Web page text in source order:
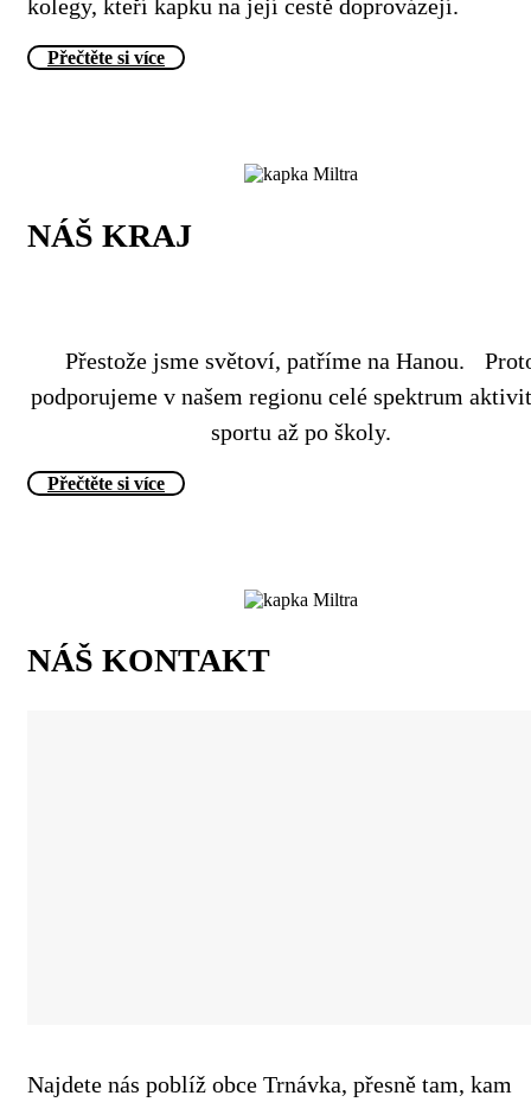
kolegy, kteří kapku na její cestě doprovázejí.
Přečtěte si více
NÁŠ KRAJ
Přestože jsme světoví, patříme na Hanou.
podporujeme v našem regionu celé spektrum
sportu až po školy.
Přečtěte si více
NÁŠ KONTAKT
Najdete nás poblíž obce Trnávka, přesně tam, kam